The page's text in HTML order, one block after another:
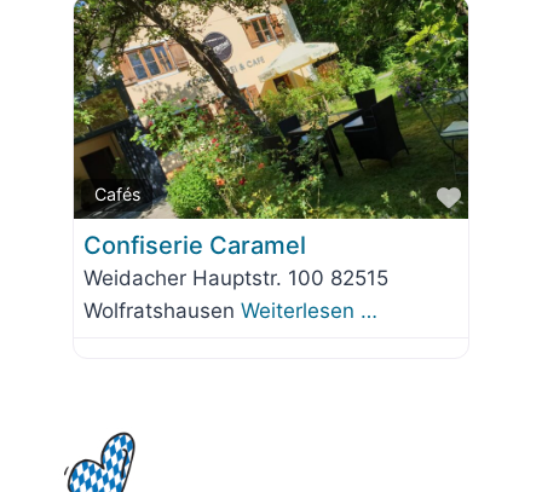
Cafés
Favorit
Confiserie Caramel
Weidacher Hauptstr. 100 82515
Wolfratshausen Weiterlesen …